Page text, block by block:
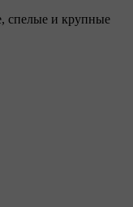
спелые и крупные